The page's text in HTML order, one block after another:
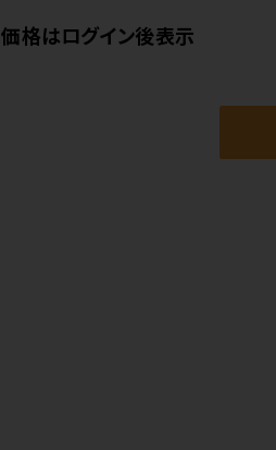
価格はログイン後表示